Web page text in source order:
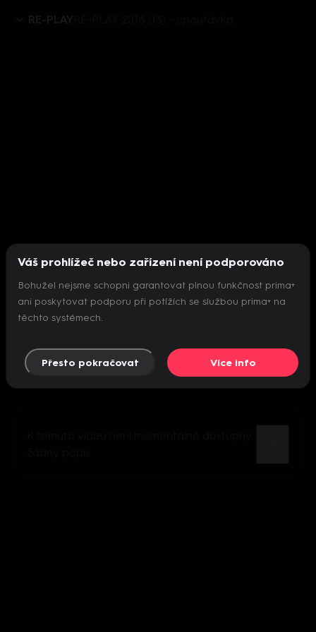
RE-PLAY
Nepodařilo se inicializovat přehrávač
Váš prohlížeč nebo zařízení není podporováno
Bohužel nejsme schopni garantovat plnou funkčnost prima+
ani poskytovat podporu při potížích se službou prima+ na
těchto systémech.
Přesto pokračovat Více info